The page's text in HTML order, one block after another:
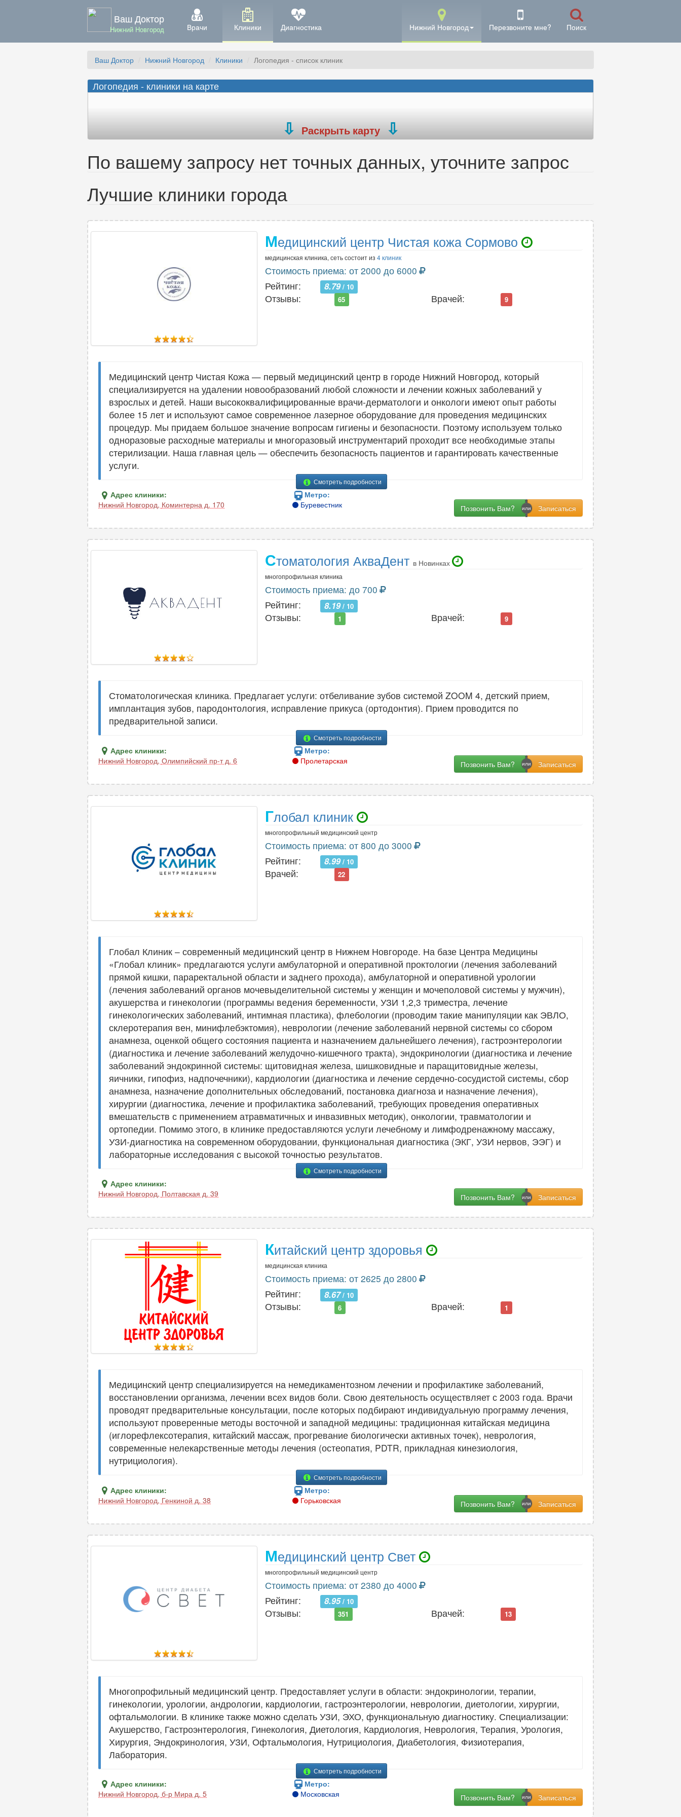
Ваш Доктор
Нижний Новгород Врачи Клиники Диагностика Нижний Новгород Перезвоните мне? Поиск
Ваш Доктор Нижний Новгород Клиники Логопедия - список клиник
Логопедия - клиники на карте
Раскрыть карту
По вашему запросу нет точных данных, уточните запрос
Лучшие клиники города
Медицинский центр Чистая кожа Сормово
медицинская клиника, сеть состоит из 4 клиник
Стоимость приема: от 2000 до 6000
Рейтинг:
8.79/ 10
Отзывы: 65 Врачей: 9
Медицинский центр Чистая Кожа — первый медицинский центр в городе Нижний Новгород, который
специализируется на удалении новообразований любой сложности и лечении кожных заболеваний у
взрослых и детей. Наши высококвалифицированные врачи-дерматологи и онкологи имеют опыт работы
более 15 лет и используют самое современное лазерное оборудование для проведения медицинских
процедур. Мы придаем большое значение вопросам гигиены и безопасности. Поэтому используем только
одноразовые расходные материалы и многоразовый инструментарий проходит все необходимые этапы
стерилизации. Наша главная цель — обеспечить безопасность пациентов и гарантировать качественные
услуги.
Смотреть подробности
Адрес клиники:
Нижний Новгород, Коминтерна д. 170
Метро:
Буревестник
Позвонить Вам?
Стоматология АкваДент в Новинках
многопрофильная клиника
Стоимость приема: до 700
Рейтинг:
8.19/ 10
Отзывы: 1 Врачей: 9
Стоматологическая клиника. Предлагает услуги: отбеливание зубов системой ZOOM 4, детский прием,
имплантация зубов, пародонтология, исправление прикуса (ортодонтия). Прием проводится по
предварительной записи.
Смотреть подробности
Адрес клиники:
Нижний Новгород, Олимпийский пр-т д. 6
Метро:
Пролетарская
Позвонить Вам?
Глобал клиник
многопрофильный медицинский центр
Стоимость приема: от 800 до 3000
Рейтинг:
8.99/ 10
Врачей: 22
Глобал Клиник – современный медицинский центр в Нижнем Новгороде. На базе Центра Медицины
«Глобал клиник» предлагаются услуги амбулаторной и оперативной проктологии (лечения заболеваний
прямой кишки, параректальной области и заднего прохода), амбулаторной и оперативной урологии
(лечения заболеваний органов мочевыделительной системы у женщин и мочеполовой системы у мужчин),
акушерства и гинекологии (программы ведения беременности, УЗИ 1,2,3 триместра, лечение
гинекологических заболеваний, интимная пластика), флебологии (проводим такие манипуляции как ЭВЛО,
склеротерапия вен, минифлебэктомия), неврологии (лечение заболеваний нервной системы со сбором
анамнеза, оценкой общего состояния пациента и назначением дальнейшего лечения), гастроэнтерологии
(диагностика и лечение заболеваний желудочно-кишечного тракта), эндокринологии (диагностика и лечение
заболеваний эндокринной системы: щитовидная железа, шишковидные и паращитовидные железы,
яичники, гипофиз, надпочечники), кардиологии (диагностика и лечение сердечно-сосудистой системы, сбор
анамнеза, назначение дополнительных обследований, постановка диагноза и назначение лечения),
хирургии (диагностика, лечение и профилактика заболеваний, требующих проведения оперативных
вмешательств с применением атравматичных и инвазивных методик), онкологии, травматологии и
ортопедии. Помимо этого, в клинике предоставляются услуги лечебному и лимфодренажному массажу,
УЗИ-диагностика на современном оборудовании, функциональная диагностика (ЭКГ, УЗИ нервов, ЭЭГ) и
лабораторные исследования с высокой точностью результатов.
Смотреть подробности
Адрес клиники:
Нижний Новгород, Полтавская д. 39 Позвонить Вам?
Китайский центр здоровья
медицинская клиника
Стоимость приема: от 2625 до 2800
Рейтинг:
8.67/ 10
Отзывы: 6 Врачей: 1
Медицинский центр специализируется на немедикаментозном лечении и профилактике заболеваний,
восстановлении организма, лечении всех видов боли. Свою деятельность осуществляет с 2003 года. Врачи
проводят предварительные консультации, после которых подбирают индивидуальную программу лечения,
используют проверенные методы восточной и западной медицины: традиционная китайская медицина
(иглорефлексотерапия, китайский массаж, прогревание биологически активных точек), неврология,
современные нелекарственные методы лечения (остеопатия, PDTR, прикладная кинезиология,
нутрициология).
Смотреть подробности
Адрес клиники:
Нижний Новгород, Генкиной д. 38
Метро:
Горьковская
Позвонить Вам?
Медицинский центр Свет
многопрофильный медицинский центр
Стоимость приема: от 2380 до 4000
Рейтинг:
8.95/ 10
Отзывы: 351 Врачей: 13
Многопрофильный медицинский центр. Предоставляет услуги в области: эндокринологии, терапии,
гинекологии, урологии, андрологии, кардиологии, гастроэнтерологии, неврологии, диетологии, хирургии,
офтальмологии. В клинике также можно сделать УЗИ, ЭХО, функциональную диагностику. Специализации:
Акушерство, Гастроэнтерология, Гинекология, Диетология, Кардиология, Неврология, Терапия, Урология,
Хирургия, Эндокринология, УЗИ, Офтальмология, Нутрициология, Диабетология, Физиотерапия,
Лаборатория.
Смотреть подробности
Адрес клиники:
Нижний Новгород, б-р Мира д. 5
Метро:
Московская
Позвонить Вам?